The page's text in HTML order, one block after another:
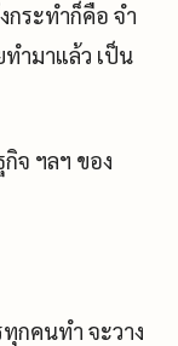
ระทำก็คือ จำ
ำมาแล้ว เป็น
จ ฯลฯ ของ
กคนทำ จะวาง